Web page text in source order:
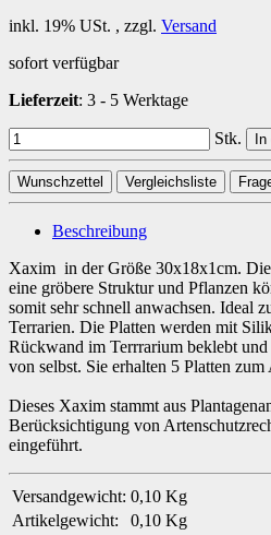
inkl. 19% USt. , zzgl. Versand
sofort verfügbar
Lieferzeit: 3 - 5 Werktage
Stk.
Wunschzettel Vergleichsliste
Beschreibung
Xaxim in der Größe 30x18x1cm.
eine gröbere Struktur und Pflanzen
somit sehr schnell anwachsen. Ideal
Terrarien. Die Platten werden mit
Rückwand im Terrrarium beklebt
von selbst. Sie erhalten 5 Platten zum
Dieses Xaxim stammt aus
Berücksichtigung von
eingeführt.
Versandgewicht: 0,10 Kg
Artikelgewicht:
0,10 Kg